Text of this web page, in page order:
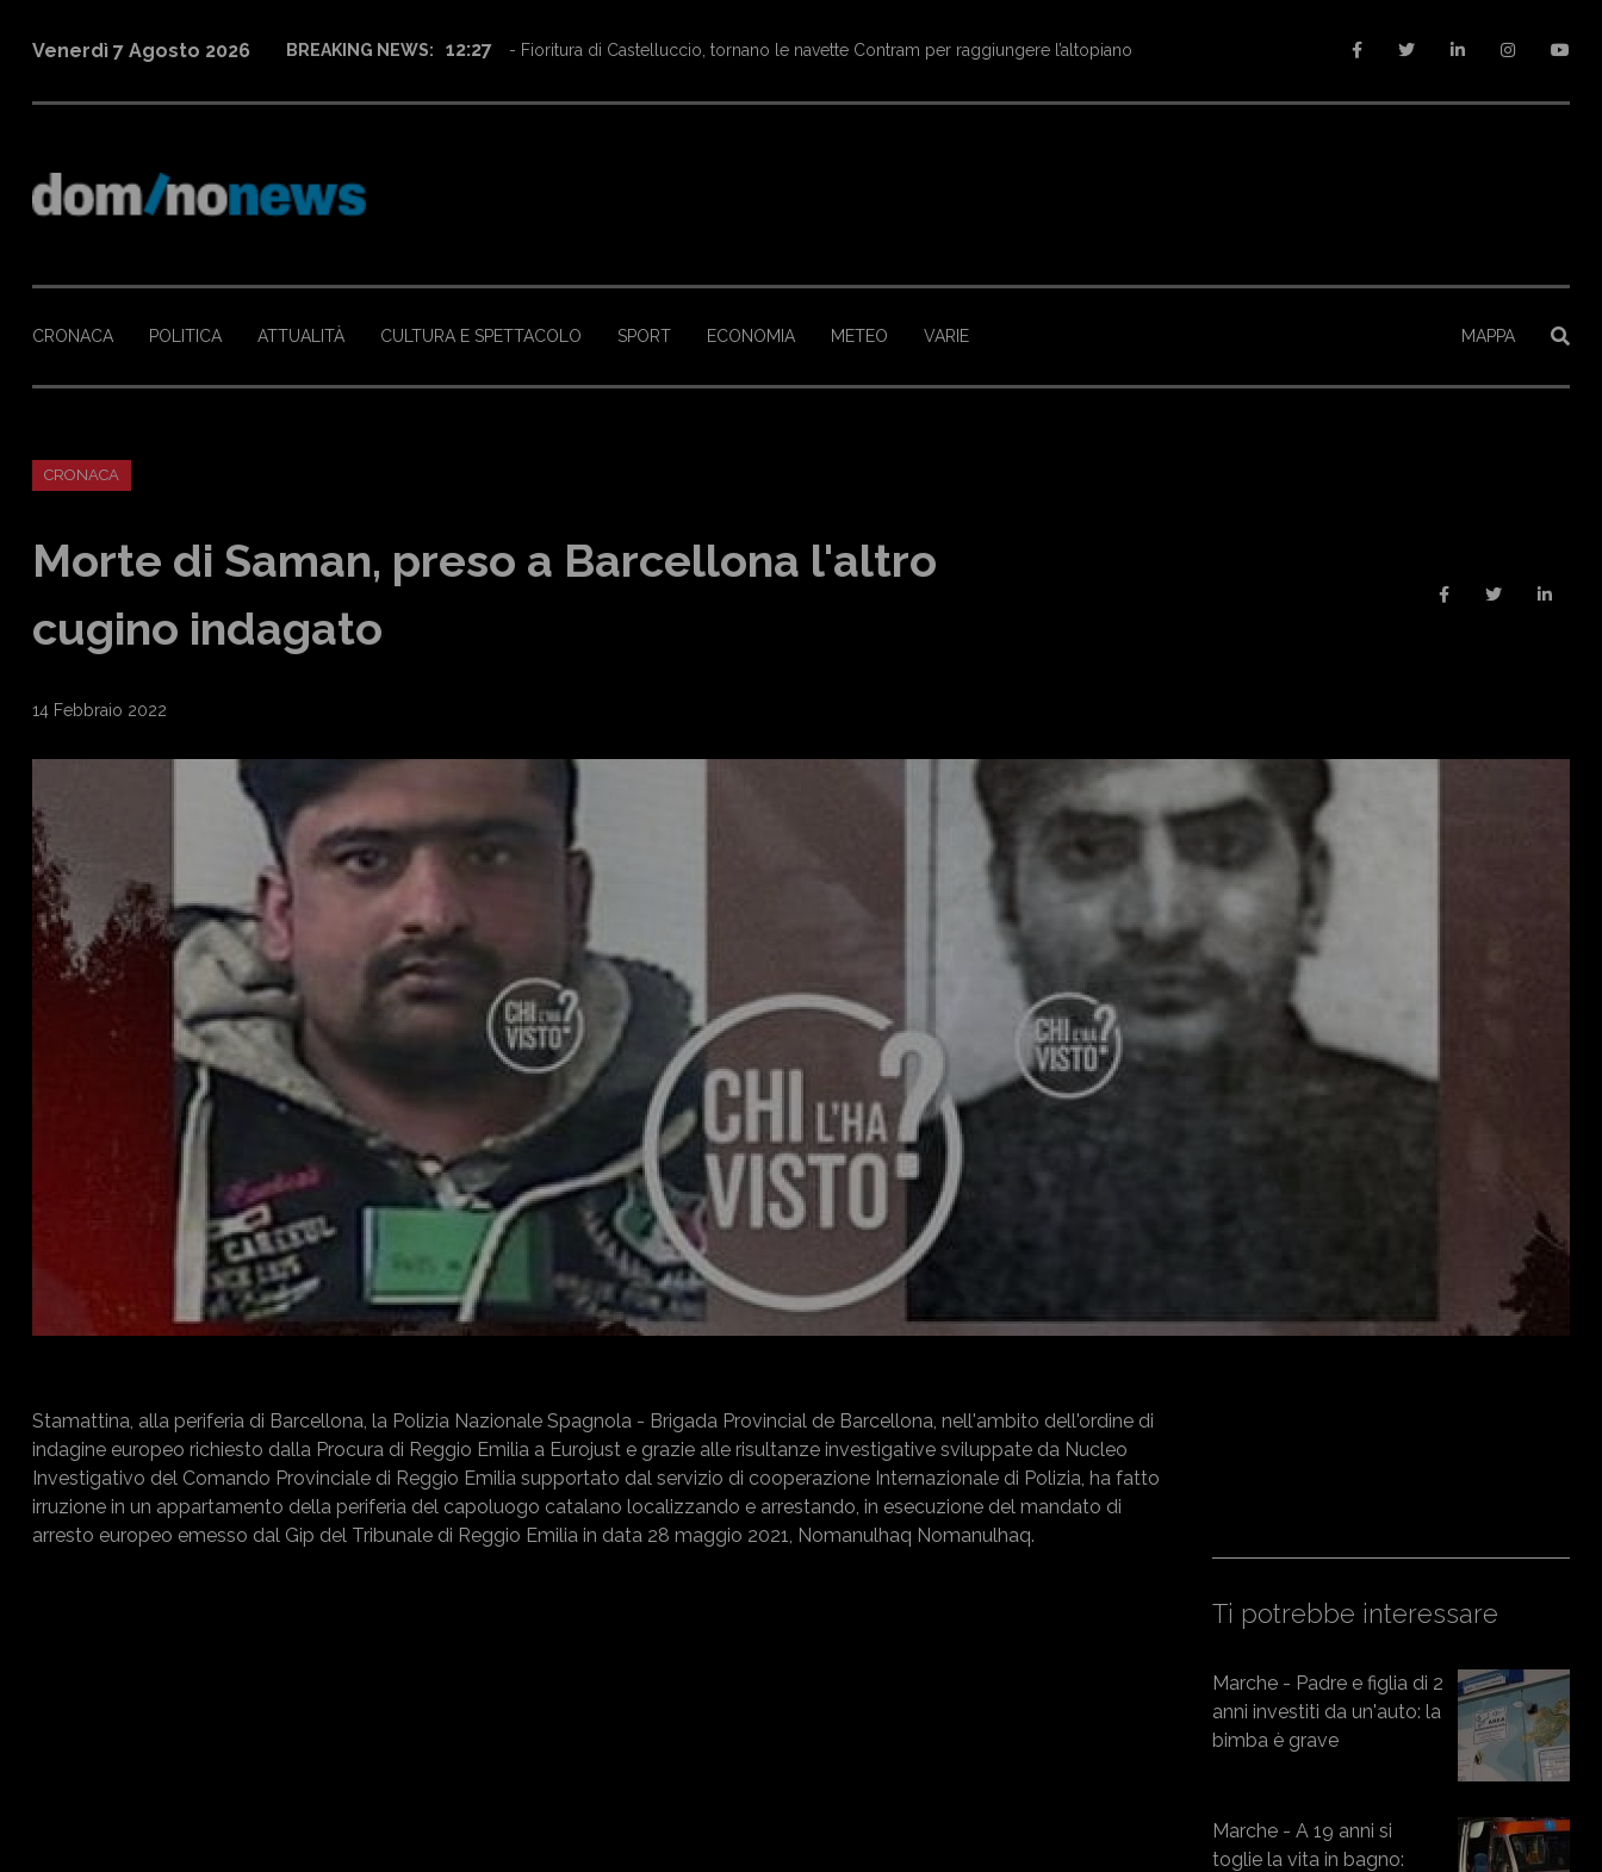
Venerdì 7 Agosto 2026 BREAKING NEWS: 12:27 - Fioritura di Castelluccio, tornano le navette Contram per raggiungere l’altopiano
CRONACA POLITICA ATTUALITÀ CULTURA E SPETTACOLO SPORT ECONOMIA METEO VARIE MAPPA
CRONACA
Morte di Saman, preso a Barcellona l'altro
cugino indagato
14 Febbraio 2022
Stamattina, alla periferia di Barcellona, la Polizia Nazionale Spagnola - Brigada Provincial de Barcellona, nell'ambito dell'ordine di
indagine europeo richiesto dalla Procura di Reggio Emilia a Eurojust e grazie alle risultanze investigative sviluppate da Nucleo
Investigativo del Comando Provinciale di Reggio Emilia supportato dal servizio di cooperazione Internazionale di Polizia, ha fatto
irruzione in un appartamento della periferia del capoluogo catalano localizzando e arrestando, in esecuzione del mandato di
arresto europeo emesso dal Gip del Tribunale di Reggio Emilia in data 28 maggio 2021, Nomanulhaq Nomanulhaq.
Ti potrebbe interessare
Marche - Padre e figlia di 2
anni investiti da un'auto: la
bimba è grave
Marche - A 19 anni si
toglie la vita in bagno: